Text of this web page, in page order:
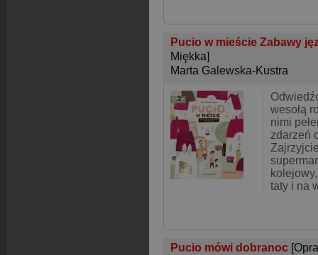
Pucio w mieście Zabawy
Miękka]
Marta Galewska-Kustra
wesołą
nimi
zdarzeń
taty i na
Pucio mówi dobranoc